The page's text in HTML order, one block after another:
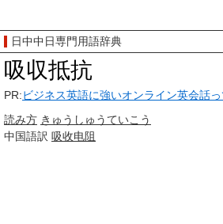
日中中日専門用語辞典
吸収抵抗
PR:ビジネス英語に強いオンライン英会話っ
読み方 きゅうしゅう ていこう
中国語訳 吸收电阻